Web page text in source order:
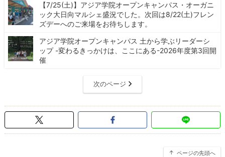
【7/25(土)】アジア学院オープンキャンパス・オーガニ
ック大日向マルシェ盛況でした。次回は8/22(土)フレン
ズデーへのご来場をお待ちします。
アジア学院オープンキャンパス 土から学ぶリーダーシ
ップ -変わるきっかけは、ここにある-2026年度第3回開
催
次のページ
ページの先頭へ